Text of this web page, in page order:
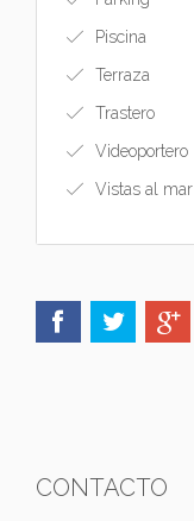
Piscina
Terraza
Trastero
Videoportero
Vistas al mar
CONTACTO